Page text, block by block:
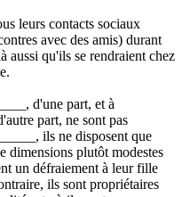
leurs contacts sociaux
avec des amis) durant
aussi qu'ils se rendraient chez
d'une part, et à
part, ne sont pas
ils ne disposent que
dimensions plutôt modestes
un défraiement à leur fille
ils sont propriétaires